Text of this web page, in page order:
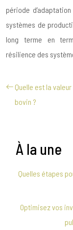
période
systèmes de
long terme en
résilience des
Quelle est la
bovin ?
À la une
Quelles étapes
Optimisez vos